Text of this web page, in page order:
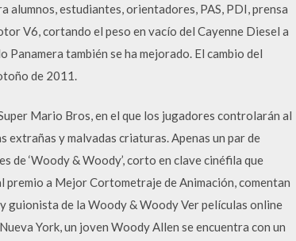
estudiantes, orientadores, PAS, PDI, prensa
V6, cortando el peso en vacío del Cayenne Diesel a
también se ha mejorado. El cambio del
de 2011.
Mario Bros, en el que los jugadores controlarán al
extrañas y malvadas criaturas. Apenas un par de
de ‘Woody & Woody’, corto en clave cinéfila que
a Mejor Cortometraje de Animación, comentan
guionista de la Woody & Woody Ver películas online
York, un joven Woody Allen se encuentra con un